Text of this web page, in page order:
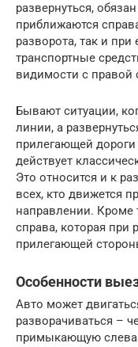
развернуться,
приближаются
разворота, так и при
транспортные
видимости с правой
Бывают ситуации,
линии, а
прилегающей дороги
действует
Это относится и к
всех, кто движется
направлении. Кроме
справа, которая при
прилегающей
Особенности
Авто может
разворачиваться –
примыкающую слева.